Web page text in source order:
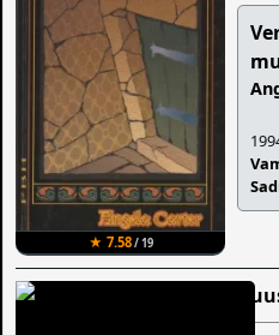
★ 7.58/ 19